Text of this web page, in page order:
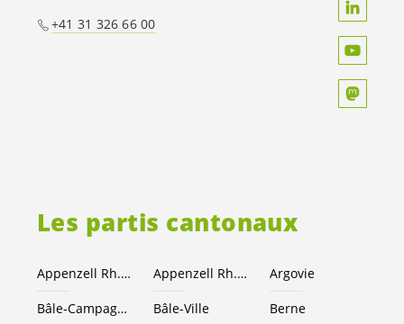
Les partis cantonaux
Appenzell Rh.-Ext. Appenzell Rh.-I. Argovie
Bâle-Campagne Bâle-Ville Berne
+41 31 326 66 00